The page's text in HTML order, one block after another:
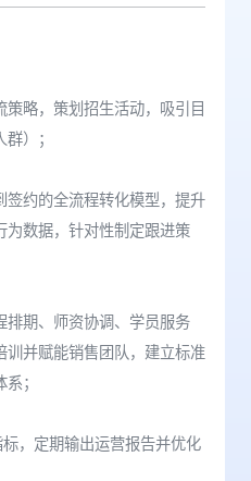
略，策划招生活动，吸引目
）；
约的全流程转化模型，提升
数据，针对性制定跟进策
期、师资协调、学员服务
并赋能销售团队，建立标准
；
，定期输出运营报告并优化